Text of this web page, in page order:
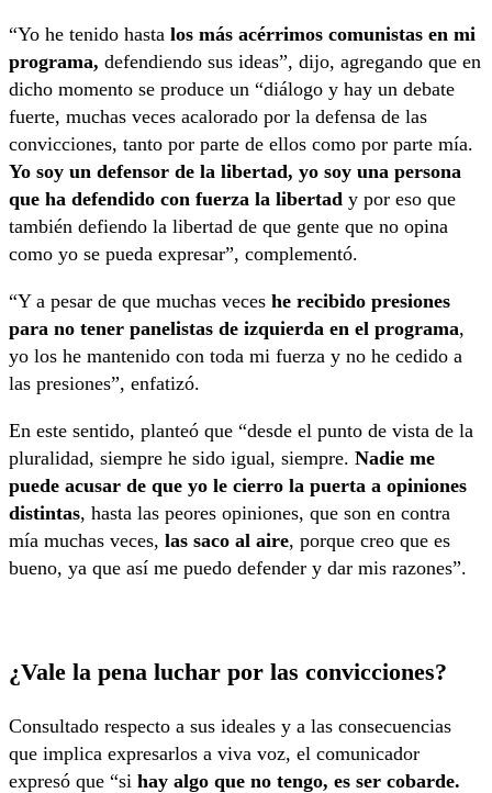
“Yo he tenido hasta los más acérrimos comunistas en mi
programa, defendiendo sus ideas”, dijo, agregando que en
dicho momento se produce un “diálogo y hay un debate
fuerte, muchas veces acalorado por la defensa de las
convicciones, tanto por parte de ellos como por parte mía.
Yo soy un defensor de la libertad, yo soy una persona
que ha defendido con fuerza la libertad y por eso que
también defiendo la libertad de que gente que no opina
como yo se pueda expresar”, complementó.
“Y a pesar de que muchas veces he recibido presiones
para no tener panelistas de izquierda en el programa,
yo los he mantenido con toda mi fuerza y no he cedido a
las presiones”, enfatizó.
En este sentido, planteó que “desde el punto de vista de la
pluralidad, siempre he sido igual, siempre. Nadie me
puede acusar de que yo le cierro la puerta a opiniones
distintas, hasta las peores opiniones, que son en contra
mía muchas veces, las saco al aire, porque creo que es
bueno, ya que así me puedo defender y dar mis razones”.
¿Vale la pena luchar por las convicciones?
Consultado respecto a sus ideales y a las consecuencias
que implica expresarlos a viva voz, el comunicador
expresó que “si hay algo que no tengo, es ser cobarde.